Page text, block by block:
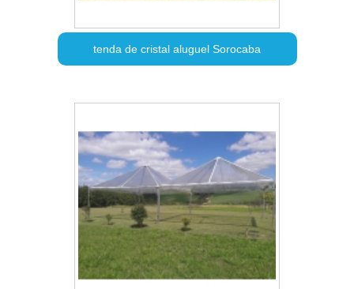
tenda de cristal aluguel Sorocaba